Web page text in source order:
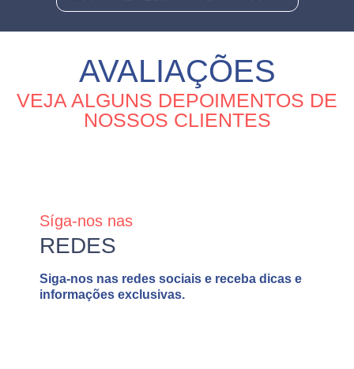
AVALIAÇÕES
VEJA ALGUNS DEPOIMENTOS DE
NOSSOS CLIENTES
Síga-nos nas
REDES
Siga-nos nas redes sociais e receba dicas e
informações exclusivas.